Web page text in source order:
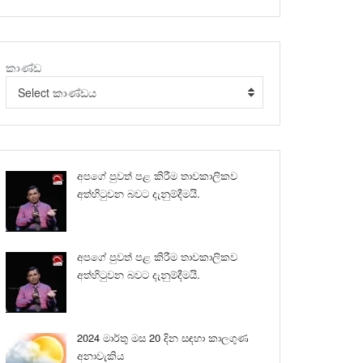
කාණ්ඩ
Select කාණ්ඩය
අපගේ පුවත් පළ කිරීම තාවකාලිකව
අත්හිටුවන බවට දැනුම්දීමයි.
අපගේ පුවත් පළ කිරීම තාවකාලිකව
අත්හිටුවන බවට දැනුම්දීමයි.
2024 මාර්තු මස 20 දින සඳහා කාලගුණ
අනාවැකිය